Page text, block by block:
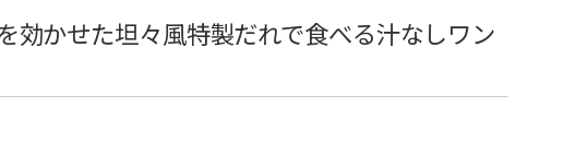
かせた坦々風特製だれで食べる汁なしワン